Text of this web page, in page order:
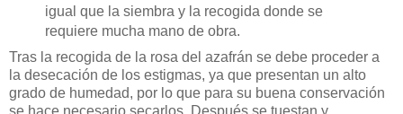
igual que la siembra y la recogida donde se
requiere mucha mano de obra.
Tras la recogida de la rosa del azafrán se debe proceder a
la desecación de los estigmas, ya que presentan un alto
grado de humedad, por lo que para su buena conservación
se hace necesario secarlos. Después se tuestan y